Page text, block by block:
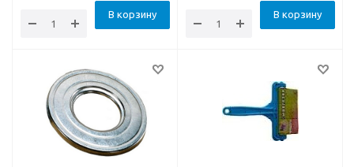
В корзину В корзину